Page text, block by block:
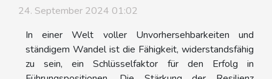
24. September 2024 01:02
In einer Welt voller Unvorhersehbarkeiten und
ständigem Wandel ist die Fähigkeit, widerstandsfähig
zu sein, ein Schlüsselfaktor für den Erfolg in